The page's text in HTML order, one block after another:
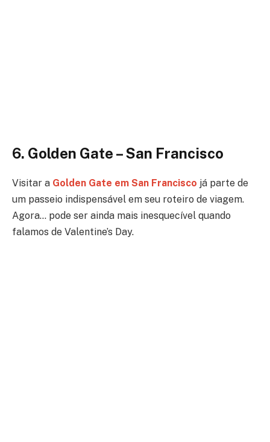
6. Golden Gate – San Francisco
Visitar a Golden Gate em San Francisco já parte de
um passeio indispensável em seu roteiro de viagem.
Agora… pode ser ainda mais inesquecível quando
falamos de Valentine’s Day.